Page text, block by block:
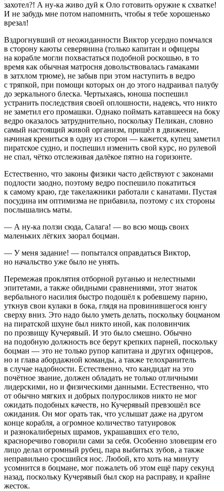
захотел?! А ну-ка живо дуй к Оло готовить оружие к схватке!
И не забудь мне потом напомнить, чтобы я тебе хорошенько
врезал!
Вздрогнувший от неожиданности Виктор усердно помчался
в сторону каюты северянина (только капитан и офицеры
на корабле могли похвастаться подобной роскошью, в то
время как обычная матросня довольствовалась гамаками
в затхлом трюме), не забыв при этом наступить в ведро
с тряпкой, при помощи которых он до этого надраивал палубу
до зеркального блеска. Чертыхаясь, юноша поспешил
устранить последствия своей оплошности, надеясь, что никто
не заметил его промашки. Однако поймать катавшееся на боку
ведро оказалось затруднительно, поскольку Пеликан, словно
самый настоящий живой организм, пришёл в движение,
начиная крениться в одну из сторон — кажется, купец заметил
пиратское судно, и поспешил изменить свой курс, но рулевой
не спал, чётко отслеживая далёкое пятно на горизонте.
Естественно, что законы физики часто действуют с законами
подлости заодно, поэтому ведро поспешило покатиться
к самому краю, где такелажники работали с канатами. Пустая
посудина им оптимизма не прибавила, поэтому с их стороны
послышались маты.
— А ну-ка ползи сюда, Салага! — во всю мощь своих
маленьких лёгких заорал боцман.
— У меня задание! — попытался оправдаться Виктор,
но начальство уже было не унять.
Перемежая проклятия отборной руганью и нелестными
эпитетами, а также обидными сравнениями, этот знаток
вербального насилия быстро подошёл к робевшему парню,
уткнув свои кулаки в бока, глядя на провинившегося юнгу
сверху вниз. Это надо было уметь делать, поскольку боцманом
на пиратской шхуне был никто иной, как половинчик
по прозвищу Кучерявый. И это было смешно. Обычно
на подобную должность все берут крепких парней, поскольку
боцман — это не только рупор капитана и других офицеров,
но и глава абордажной команды, а также телохранитель
в случае надобности. Естественно, что кандидат на это
почётное звание, должен обладать не только отличными
лидерскими, но и физическими данными. Естественно, что
от обычно мягких и добрых полуросликов никто не мог
ожидать подобных качеств, но Кучерявый превзошёл все
ожидания. Он мог орать так, что услышат даже на другом
конце корабля, а огромное количество татуировок
и разнокалиберных шрамов, украшавших его тело,
красноречиво говорили сами за себя. Особенно зловещим его
лицо делал огромный рубец, пара выбитых зубов, а также
неправильно сросшийся нос. Любой, кто хоть на минуту
усомнится в боцмане, мог пожалеть об этом ещё пару секунд
назад, поскольку Кучерявый был скор на расправу, и крайне
жесток.